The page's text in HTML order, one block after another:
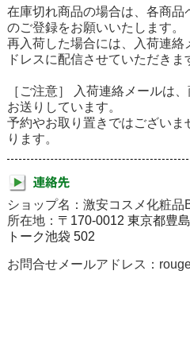
在庫切れ商品の場合は、各商
のご登録をお願いいたします。
再入荷した場合には、入荷連絡
ドレスに配信させていただきま
［ご注意］ 入荷連絡メールは
お送りしています。
予約やお取り置きではございま
ります。
ショップ名：激安コスメ化粧品
所在地： 〒170-0012 東京都豊
トーク池袋 502
お問合せメールアドレス：